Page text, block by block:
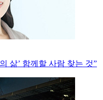
삶’ 함께할 사람 찾는 것”